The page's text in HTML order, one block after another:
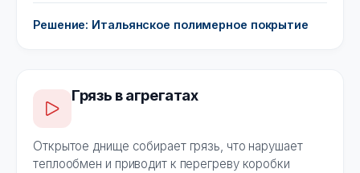
Решение: Итальянское полимерное покрытие
Грязь в агрегатах
Открытое днище собирает грязь, что нарушает
теплообмен и приводит к перегреву коробки